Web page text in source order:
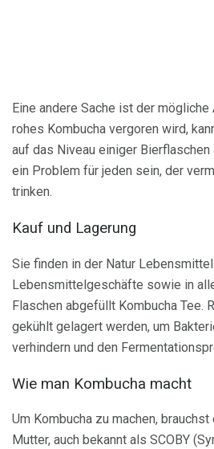
Eine andere Sache ist der mögliche
rohes Kombucha vergoren wird,
auf das Niveau einiger
ein Problem für jeden sein, der
trinken.
Kauf und Lagerung
Sie finden in der Natur
Lebensmittelgeschäfte sowie in
Flaschen abgefüllt Kombucha Tee.
gekühlt gelagert werden, um
verhindern und den
Wie man Kombucha macht
Um Kombucha zu machen,
Mutter, auch bekannt als SCOBY